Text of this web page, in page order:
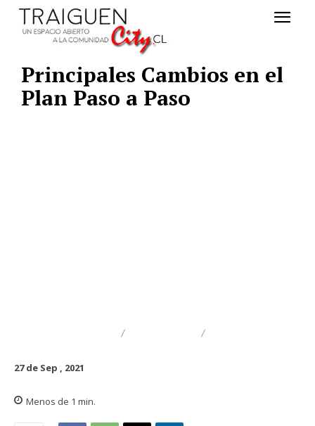
Principales Cambios en el
Plan Paso a Paso
27 de Sep , 2021
Menos de 1 min.